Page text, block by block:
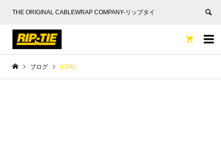
THE ORIGINAL CABLEWRAP COMPANY-リップタイ


ブログ (CRB)